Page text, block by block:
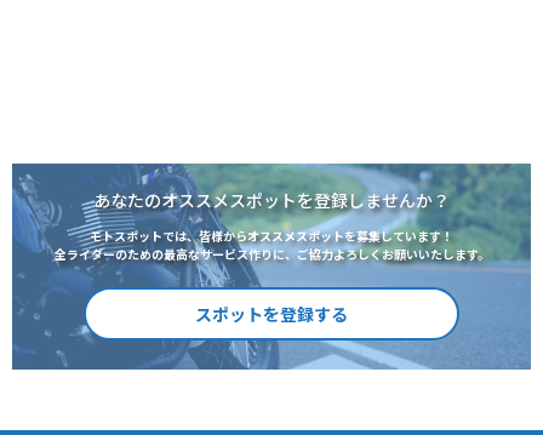
あなたのオススメスポットを登録しませんか？
モトスポットでは、皆様からオススメスポットを募集しています！
全ライダーのための最高なサービス作りに、ご協力よろしくお願いいたします。
スポットを登録する